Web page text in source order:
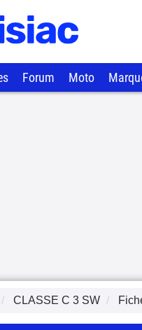
Forum Moto
CLASSE C 3 SW